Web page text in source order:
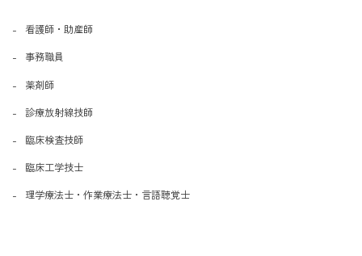
看護師・助産師
事務職員
薬剤師
診療放射線技師
臨床検査技師
臨床工学技士
理学療法士・作業療法士・言語聴覚士